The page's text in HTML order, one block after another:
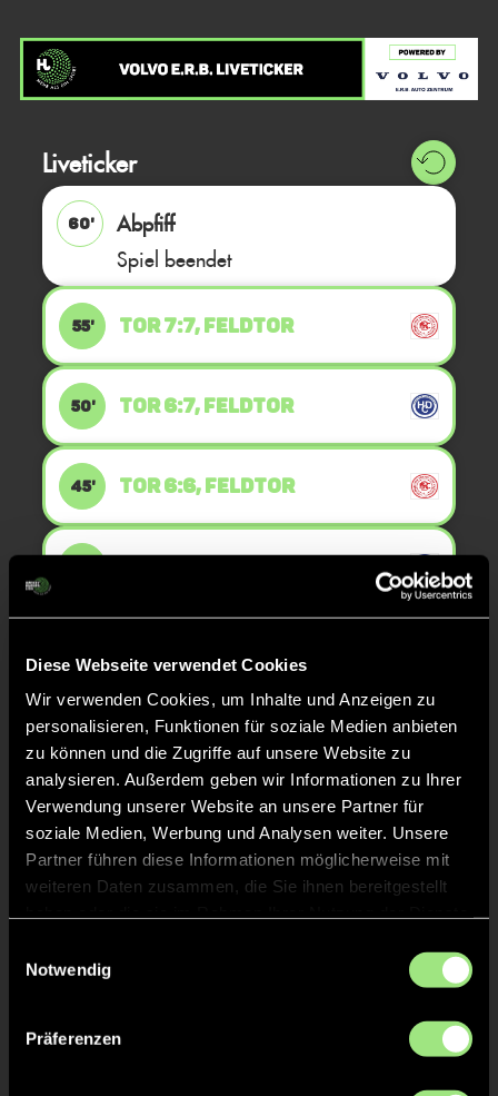
Diese Webseite verwendet Cookies
Wir verwenden Cookies, um Inhalte und Anzeigen zu
personalisieren, Funktionen für soziale Medien anbieten
zu können und die Zugriffe auf unsere Website zu
analysieren. Außerdem geben wir Informationen zu Ihrer
Verwendung unserer Website an unsere Partner für
soziale Medien, Werbung und Analysen weiter. Unsere
Partner führen diese Informationen möglicherweise mit
weiteren Daten zusammen, die Sie ihnen bereitgestellt
Notwendig
Präferenzen
Liveticker
60'
Abpfiff
Spiel beendet
55' TOR 7:7, FELDTOR
50' TOR 6:7, FELDTOR
45' TOR 6:6, FELDTOR
35' TOR 4:5, FELDTOR
29' TOR 4:4, FELDTOR
24' TOR 3:4, FELDTOR
20'
16' TOR 3:2, FELDTOR